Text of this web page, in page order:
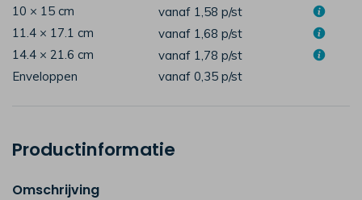
10 × 15 cm
vanaf 1,58 p/st
11.4 × 17.1 cm
vanaf 1,68 p/st
14.4 × 21.6 cm
vanaf 1,78 p/st
Enveloppen
vanaf 0,35 p/st
Productinformatie
Omschrijving